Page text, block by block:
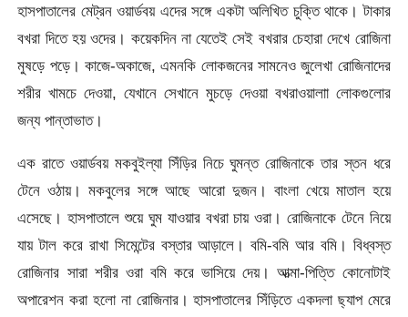
হাসপাতালের মেট্রন ওয়ার্ডবয় এদের সঙ্গে একটা অলিখিত চুক্তি থাকে। টাকার
বখরা দিতে হয় ওদের। কয়েকদিন না যেতেই সেই বখরার চেহারা দেখে রোজিনা
মুষড়ে পড়ে। কাজে-অকাজে, এমনকি লোকজনের সামনেও জুলেখা রোজিনাদের
শরীর খামচে দেওয়া, যেখানে সেখানে মুচড়ে দেওয়া বখরাওয়ালাা লোকগুলোর
জন্য পান্তাভাত।
এক রাতে ওয়ার্ডবয় মকবুইল্যা সিঁড়ির নিচে ঘুমন্ত রোজিনাকে তার স্তন ধরে
টেনে ওঠায়। মকবুলের সঙ্গে আছে আরো দুজন। বাংলা খেয়ে মাতাল হয়ে
এসেছে। হাসপাতালে শুয়ে ঘুম যাওয়ার বখরা চায় ওরা। রোজিনাকে টেনে নিয়ে
যায় টাল করে রাখা সিমেন্টের বস্তার আড়ালে। বমি-বমি আর বমি। বিধ্বস্ত
রোজিনার সারা শরীর ওরা বমি করে ভাসিয়ে দেয়। আত্মা-পিত্তি কোনোটাই
অপারেশন করা হলো না রোজিনার। হাসপাতালের সিঁড়িতে একদলা ছ্যাপ মেরে